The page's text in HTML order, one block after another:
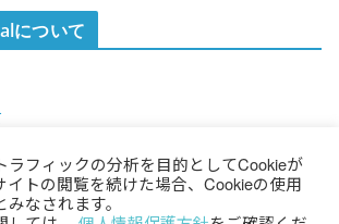
について
ラフィックの分析を目的としてCookieが
イトの閲覧を続けた場合、Cookieの使用
なされます。